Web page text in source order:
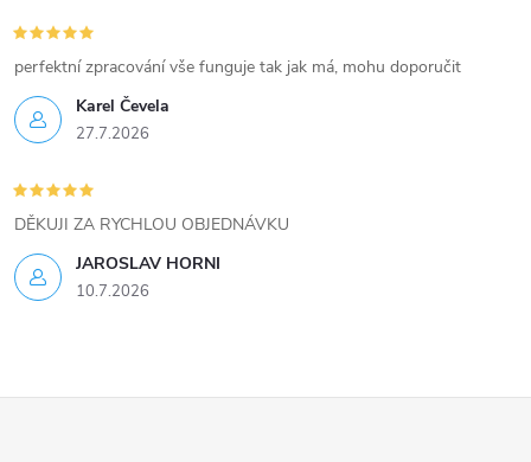
Karel Čevela
27.7.2026
perfektní zpracování vše funguje tak jak má, mohu doporučit
JAROSLAV HORNI
10.7.2026
DĚKUJI ZA RYCHLOU OBJEDNÁVKU